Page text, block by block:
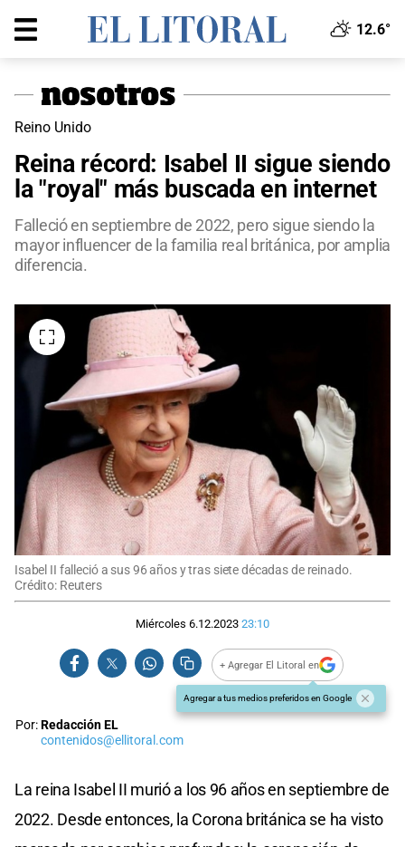
12.6°
Reino Unido
Reina récord: Isabel II sigue siendo
la "royal" más buscada en internet
Falleció en septiembre de 2022, pero sigue siendo la
mayor influencer de la familia real británica, por amplia
diferencia.
Isabel II falleció a sus 96 años y tras siete décadas de reinado.
Crédito: Reuters
Miércoles 6.12.2023 23:10
+ Agregar El Litoral en
Agregar a tus medios preferidos en Google
Por:Redacción EL
contenidos@ellitoral.com
La reina Isabel II murió a los 96 años en septiembre de
2022. Desde entonces, la Corona británica se ha visto